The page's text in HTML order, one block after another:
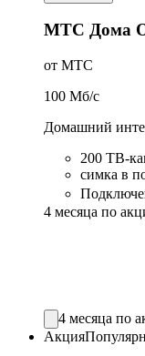
МТС Дома
от МТС
100 Мб/c
Домашний
200 ТВ-
симка в
4 месяца по
4 месяца по
Акция